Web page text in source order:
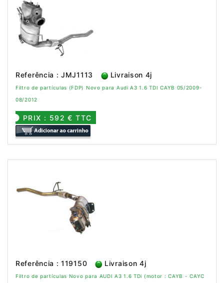
Referência : JMJ1113 Livraison 4j
Filtro de partículas (FDP) Novo para Audi A3 1.6 TDI CAYB 05/2009-
08/2012
PRIX : 592 € TTC
Referência : 119150 Livraison 4j
Filtro de partículas Novo para AUDI A3 1.6 TDi (motor : CAYB - CAYC